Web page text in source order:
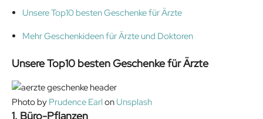
Unsere Top10 besten Geschenke für Ärzte
Mehr Geschenkideen für Ärzte und Doktoren
Unsere Top10 besten Geschenke für Ärzte
Photo by Prudence Earl on Unsplash
1. Büro-Pflanzen